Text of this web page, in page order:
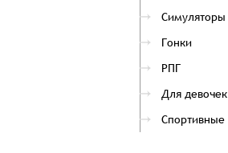
Симуляторы
Гонки
РПГ
Для девочек
Спортивные